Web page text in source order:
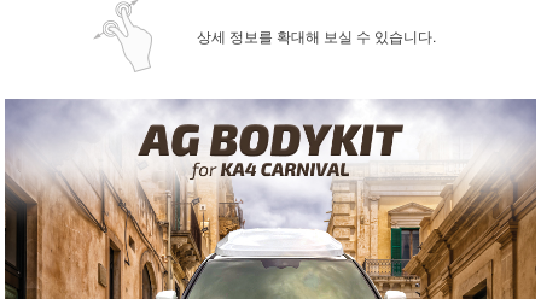
상세 정보를 확대해 보실 수 있습니다.